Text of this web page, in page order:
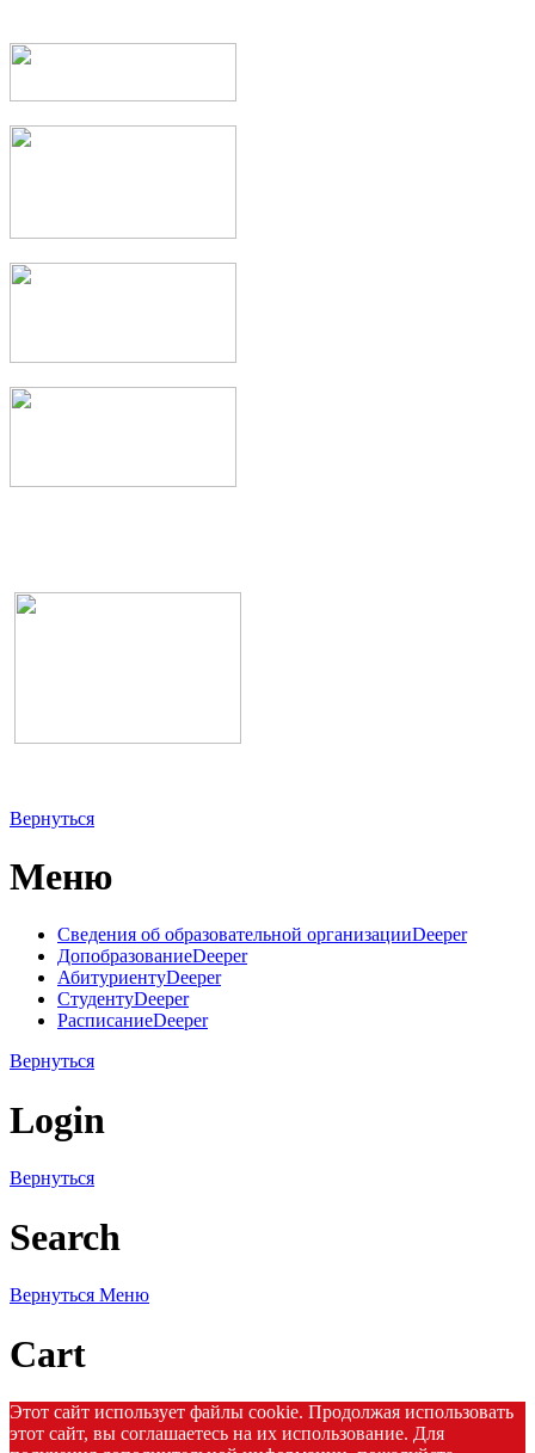
Вернуться
Меню
Сведения об образовательной организацииDeeper
ДопобразованиеDeeper
АбитуриентуDeeper
СтудентуDeeper
РасписаниеDeeper
Вернуться
Login
Вернуться
Search
Вернуться Меню
Cart
Этот сайт использует файлы cookie. Продолжая использовать
этот сайт, вы соглашаетесь на их использование. Для